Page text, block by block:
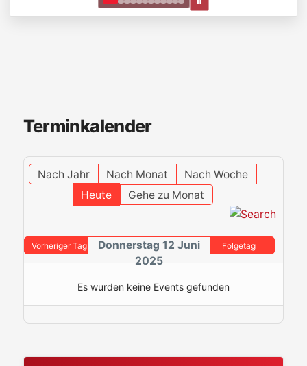
Terminkalender
Nach Jahr Nach Monat
Nach Woche
Heute
Gehe zu Monat
Vorheriger Tag
Donnerstag 12 Juni
2025
Folgetag
Es wurden keine Events gefunden